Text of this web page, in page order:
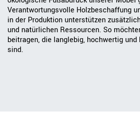
Verantwortungsvolle Holzbeschaffung
in der Produktion unterstützen
und natürlichen Ressourcen. So
beitragen, die langlebig, hochwertig
sind.